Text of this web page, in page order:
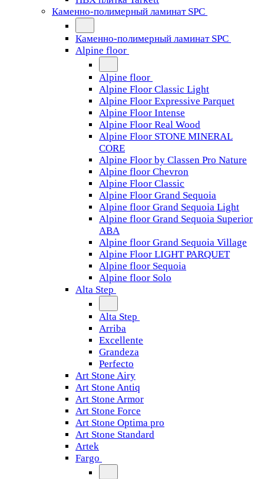
Каменно-полимерный ламинат SPC
Каменно-полимерный ламинат SPC
Alpine floor
Alpine floor
Alpine Floor Classic Light
Alpine Floor Expressive Parquet
Alpine Floor Intense
Alpine Floor Real Wood
Alpine Floor STONE MINERAL
CORE
Alpine Floor by Classen Pro Nature
Alpine floor Chevron
Alpine Floor Classic
Alpine Floor Grand Sequoia
Alpine floor Grand Sequoia Light
Alpine floor Grand Sequoia Superior
ABA
Alpine floor Grand Sequoia Village
Alpine Floor LIGHT PARQUET
Alpine floor Sequoia
Alpine floor Solo
Alta Step
Alta Step
Arriba
Excellente
Grandeza
Perfecto
Art Stone Airy
Art Stone Antiq
Art Stone Armor
Art Stone Force
Art Stone Optima pro
Art Stone Standard
Artek
Fargo